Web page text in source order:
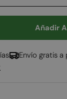
Para Foco
Cantidad
Añadir
Envío gratis